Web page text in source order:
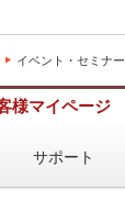
イベント・セミナー
様マイページ
サポート